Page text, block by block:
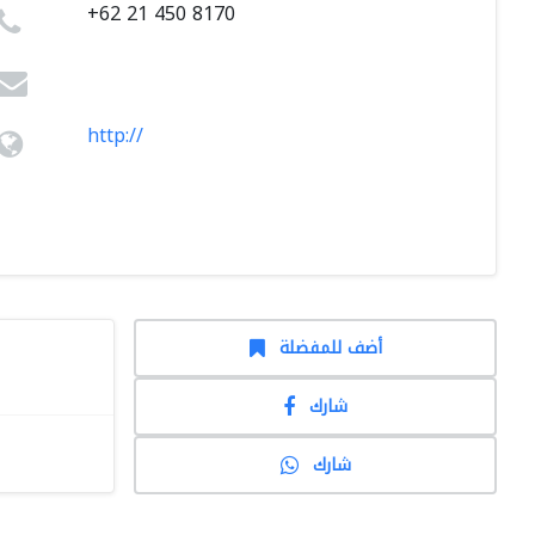
+62 21 450 8170
http://
أضف للمفضلة
شارك
شارك